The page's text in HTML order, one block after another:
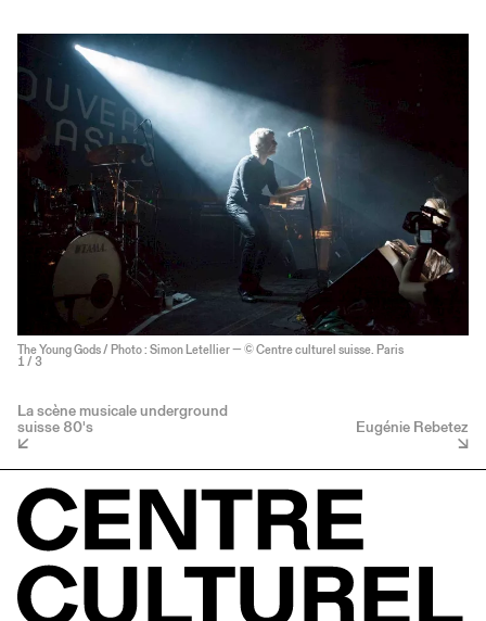
The Young Gods / Photo : Simon Letellier — © Centre culturel suisse. Paris
1 / 3
La scène musicale underground
suisse 80's Eugénie Rebetez